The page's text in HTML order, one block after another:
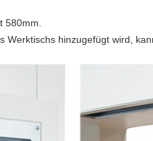
580mm.
Werktischs hinzugefügt wird,